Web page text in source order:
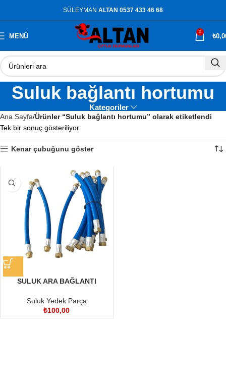
SÜLEYMAN ALTAN 0537 433 46 68
MENÜ
0
₺
Suluk bağlantı hortumu
Kategoriler
Ana Sayfa Ürünler “Suluk bağlantı hortumu” olarak etiketlendi
Tek bir sonuç gösteriliyor
Kenar çubuğunu göster
SULUK ARA BAĞLANTI
Suluk Yedek Parça
₺100,00